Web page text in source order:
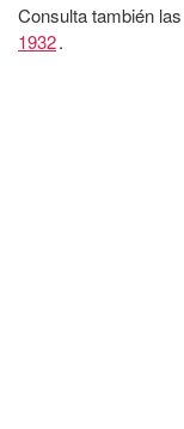
Consulta también
1932.